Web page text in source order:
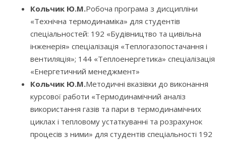
Кольчик Ю.М.Робоча програма з дисципліни
«Технічна термодинаміка» для студентів
спеціальностей: 192 «Будівництво та цивільна
інженерія» спеціалізація «Теплогазопостачання і
вентиляція»; 144 «Теплоенергетика» спеціалізація
«Енергетичний менеджмент»
Кольчик Ю.М.Методичні вказівки до виконання
курсової работи «Термодинамічний аналіз
використання газів та пари в термодинамічних
циклах і тепловому устаткуванні та розрахунок
процесів з ними» для студентів спеціальності 192